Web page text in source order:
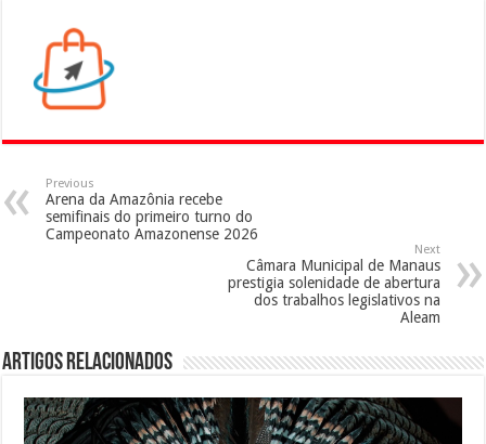
Previous
Arena da Amazônia recebe
semifinais do primeiro turno do
Campeonato Amazonense 2026
Next
Câmara Municipal de Manaus
prestigia solenidade de abertura
dos trabalhos legislativos na
Aleam
Artigos Relacionados